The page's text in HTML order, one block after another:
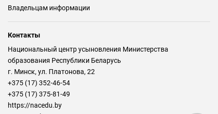
Владельцам информации
Контакты
Национальный центр усыновления Министерства
образования Республики Беларусь
г. Минск, ул. Платонова, 22
+375 (17) 352-46-54
+375 (17) 375-81-49
https://nacedu.by